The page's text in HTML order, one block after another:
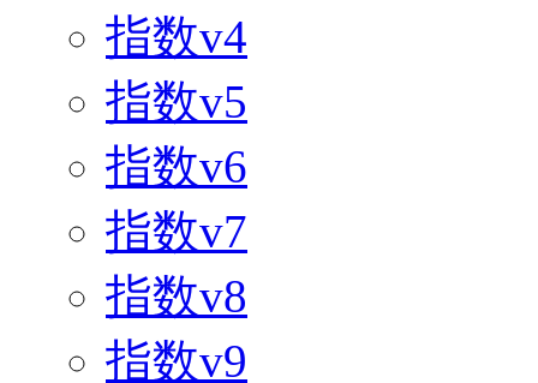
指数v4
指数v5
指数v6
指数v7
指数v8
指数v9